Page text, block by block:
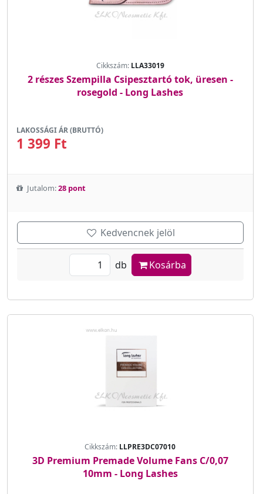
Cikkszám: LLA33019
2 részes Szempilla Csipesztartó tok, üresen -
rosegold - Long Lashes
LAKOSSÁGI ÁR (BRUTTÓ)
1 399 Ft
Jutalom:28 pont
Kedvencnek jelöl
db Kosárba
Cikkszám: LLPRE3DC07010
3D Premium Premade Volume Fans C/0,07
10mm - Long Lashes